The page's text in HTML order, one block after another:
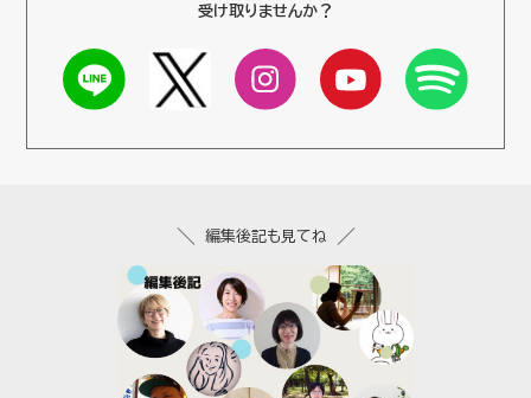
受け取りませんか？
編集後記も見てね